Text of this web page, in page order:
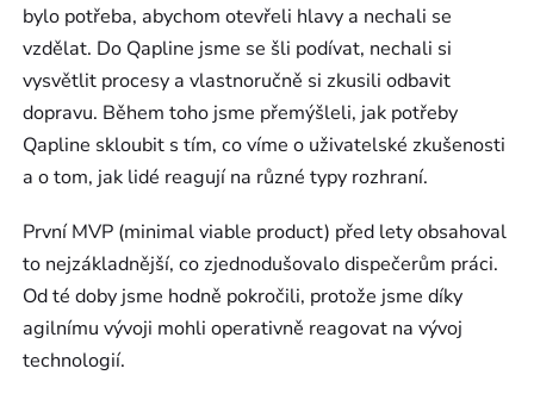
bylo potřeba, abychom otevřeli hlavy a nechali se
vzdělat. Do Qapline jsme se šli podívat, nechali si
vysvětlit procesy a vlastnoručně si zkusili odbavit
dopravu. Během toho jsme přemýšleli, jak potřeby
Qapline skloubit s tím, co víme o uživatelské zkušenosti
a o tom, jak lidé reagují na různé typy rozhraní.
První MVP (minimal viable product) před lety obsahoval
to nejzákladnější, co zjednodušovalo dispečerům práci.
Od té doby jsme hodně pokročili, protože jsme díky
agilnímu vývoji mohli operativně reagovat na vývoj
technologií.